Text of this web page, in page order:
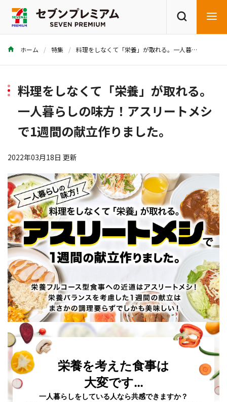
商品を探す レシピを探す
ホーム 特集 料理をしなくて「栄養」が取れる。一人暮らしの味方！アスリートメシで1週間の献立作りました。
料理をしなくて「栄養」が取れる。
一人暮らしの味方！アスリートメシ
で1週間の献立作りました。
2022年03月18日 更新
栄養を考えた食事は
大変です…
一人暮らしをしている人なら共感できますか？